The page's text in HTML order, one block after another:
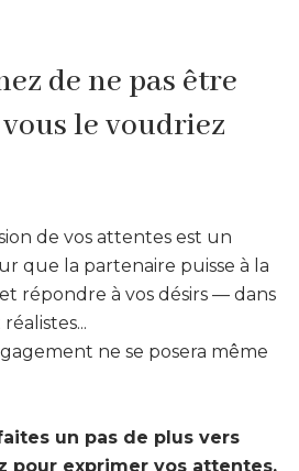
de ne pas être
le voudriez
de vos attentes est un
que la partenaire puisse à la
répondre à vos désirs — dans
ne se posera même
un pas de plus vers
pour exprimer vos attentes,